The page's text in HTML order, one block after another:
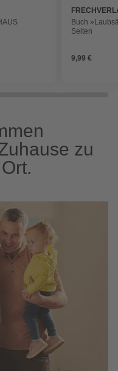
Buch
Seiten
9,99 €
zu